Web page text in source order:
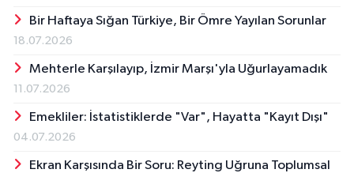
Bir Haftaya Sığan Türkiye, Bir Ömre Yayılan Sorunlar
18.07.2026
Mehterle Karşılayıp, İzmir Marşı'yla Uğurlayamadık
11.07.2026
Emekliler: İstatistiklerde "Var", Hayatta "Kayıt Dışı"
04.07.2026
Ekran Karşısında Bir Soru: Reyting Uğruna Toplumsal